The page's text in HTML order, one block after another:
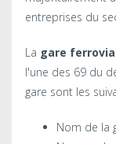
entreprises du
La gare
l'une des 69 du
gare sont les
Nom de la